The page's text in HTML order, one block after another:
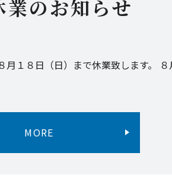
業のお知らせ
１８日（日）まで休業致します。
MORE